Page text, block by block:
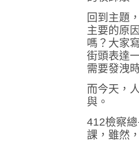
回到主題
主要的原
嗎？大家
街頭表達
需要發洩
而今天，
與。
412檢察
課，雖然